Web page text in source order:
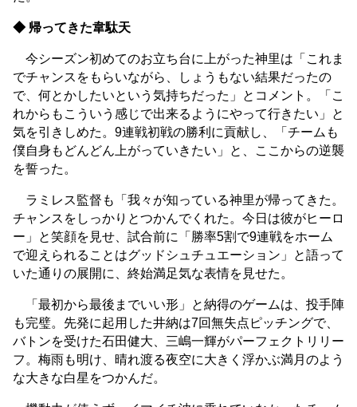
◆ 帰ってきた韋駄天
今シーズン初めてのお立ち台に上がった神里は「これま
でチャンスをもらいながら、しょうもない結果だったの
で、何とかしたいという気持ちだった」とコメント。「こ
れからもこういう感じで出来るようにやって行きたい」と
気を引きしめた。9連戦初戦の勝利に貢献し、「チームも
僕自身もどんどん上がっていきたい」と、ここからの逆襲
を誓った。
ラミレス監督も「我々が知っている神里が帰ってきた。
チャンスをしっかりとつかんでくれた。今日は彼がヒーロ
ー」と笑顔を見せ、試合前に「勝率5割で9連戦をホーム
で迎えられることはグッドシュチュエーション」と語って
いた通りの展開に、終始満足気な表情を見せた。
「最初から最後までいい形」と納得のゲームは、投手陣
も完璧。先発に起用した井納は7回無失点ピッチングで、
バトンを受けた石田健大、三嶋一輝がパーフェクトリリー
フ。梅雨も明け、晴れ渡る夜空に大きく浮かぶ満月のよう
な大きな白星をつかんだ。